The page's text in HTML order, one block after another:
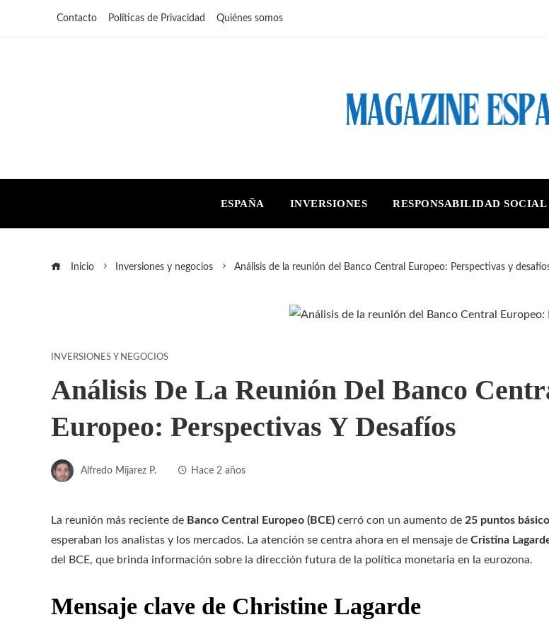
Contacto Políticas de Privacidad Quiénes somos
ESPAÑA INVERSIONES RESPONSABILIDAD SOCIAL
Inicio Inversiones y negocios Análisis de la reunión del Banco Central Europeo: Perspectivas y
INVERSIONES Y NEGOCIOS
Análisis De La Reunión Del Banco
Europeo: Perspectivas Y Desafíos
Alfredo Mijarez P. Hace 2 años
La reunión más reciente de Banco Central Europeo (BCE) cerró con un aumento de 25 puntos
esperaban los analistas y los mercados. La atención se centra ahora en el mensaje de Cristina
del BCE, que brinda información sobre la dirección futura de la política monetaria en la eurozona.
Mensaje clave de Christine Lagarde